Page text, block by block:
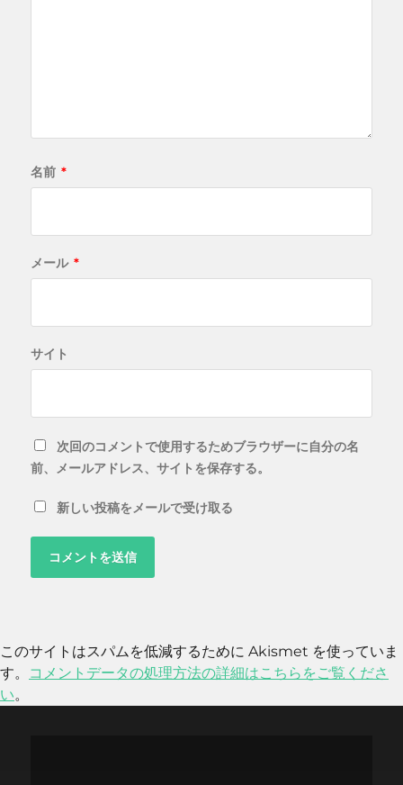
名前 *
メール *
サイト
次回のコメントで使用するためブラウザーに自分の名
前、メールアドレス、サイトを保存する。
新しい投稿をメールで受け取る
このサイトはスパムを低減するために Akismet を使っていま
す。
コメントデータの処理方法の詳細はこちらをご覧くださ
い。